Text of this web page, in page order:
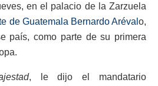
en el palacio de la Zarzuela
de Guatemala Bernardo Arévalo,
país, como parte de su primera
, le dijo el mandatario